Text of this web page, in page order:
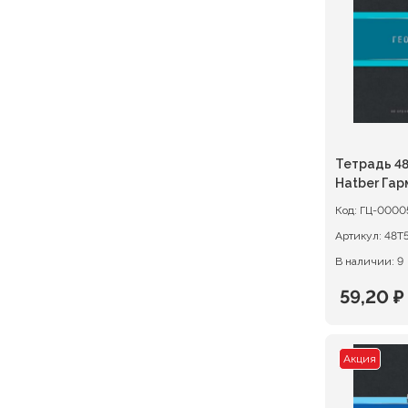
78,00 ₽.
Тетрадь
Hatber
Код: ГЦ-
Артикул:
В наличии: 9
74,00 ₽.
59,20 ₽
Текущая
59,20 ₽.
Акция